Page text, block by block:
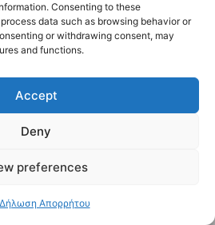
Consenting to these
data such as browsing behavior or
or withdrawing consent, may
and functions.
Accept
Deny
preferences
Δήλωση Απορρήτου